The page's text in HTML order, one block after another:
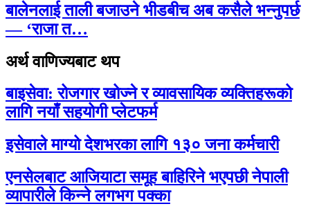
बालेनलाई ताली बजाउने भीडबीच अब कसैले भन्नुपर्छ
— ‘राजा त…
अर्थ वाणिज्यबाट थप
बाइसेवा: रोजगार खोज्ने र व्यावसायिक व्यक्तिहरूको
लागि नयाँ सहयोगी प्लेटफर्म
इसेवाले माग्यो देशभरका लागि १३० जना कर्मचारी
एनसेलबाट आजियाटा समूह बाहिरिने भएपछी नेपाली
व्यापारीले किन्ने लगभग पक्का